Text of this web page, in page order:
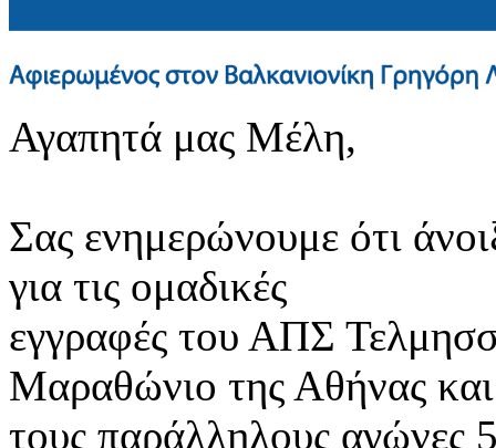
Αγαπητά μας Μέλη,
Σας ενημερώνουμε ότι
για τις ομαδικές
εγγραφές του ΑΠΣ
Μαραθώνιο της Αθήνας και
τους παράλληλους αγώνες